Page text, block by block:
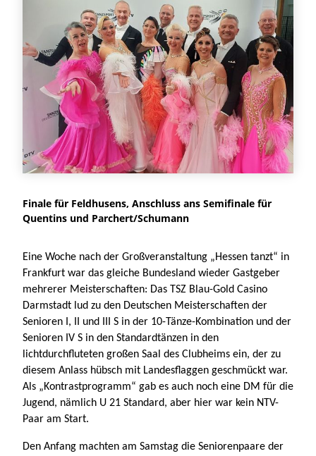
Finale für Feldhusens, Anschluss ans Semifinale für
Quentins und Parchert/Schumann
Eine Woche nach der Großveranstaltung „Hessen tanzt“ in
Frankfurt war das gleiche Bundesland wieder Gastgeber
mehrerer Meisterschaften: Das TSZ Blau-Gold Casino
Darmstadt lud zu den Deutschen Meisterschaften der
Senioren I, II und III S in der 10-Tänze-Kombination und der
Senioren IV S in den Standardtänzen in den
lichtdurchfluteten großen Saal des Clubheims ein, der zu
diesem Anlass hübsch mit Landesflaggen geschmückt war.
Als „Kontrastprogramm“ gab es auch noch eine DM für die
Jugend, nämlich U 21 Standard, aber hier war kein NTV-
Paar am Start.
Den Anfang machten am Samstag die Seniorenpaare der